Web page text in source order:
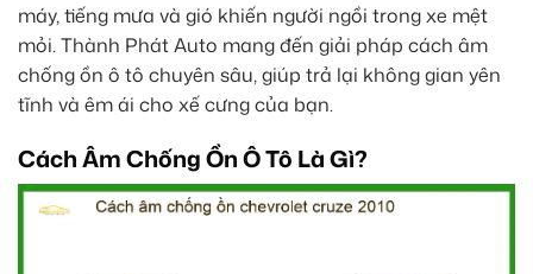
máy, tiếng mưa và gió khiến người ngồi trong xe mệt
mỏi. Thành Phát Auto mang đến giải pháp cách âm
chống ồn ô tô chuyên sâu, giúp trả lại không gian yên
tĩnh và êm ái cho xế cưng của bạn.
Cách Âm Chống Ồn Ô Tô Là Gì?